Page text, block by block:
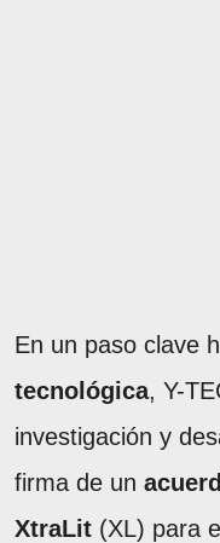
En un paso clave
tecnológica, Y-
investigación y
firma de un
XtraLit (XL) para